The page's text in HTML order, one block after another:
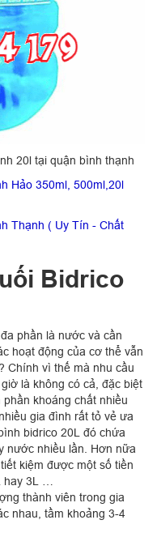
20l tại quận bình thạnh
Hảo 350ml, 500ml,20l
Thạnh ( Uy Tín - Chất
Bidrico
phần là nước và cần
hoạt động của cơ thể vẫn
Chính vì thế mà nhu cầu
là không có cả, đặc biệt
khoáng chất nhiều
gia đình rất tỏ vẻ ưa
bidrico 20L đó chứa
nước nhiều lần. Hơn nữa
kiệm được một số tiền
hay 3L …
thành viên trong gia
nhau, tầm khoảng 3-4